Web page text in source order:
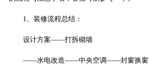
1、装修流程总结：
设计方案——打拆砌墙
——水电改造——中央空调——封窗换窗